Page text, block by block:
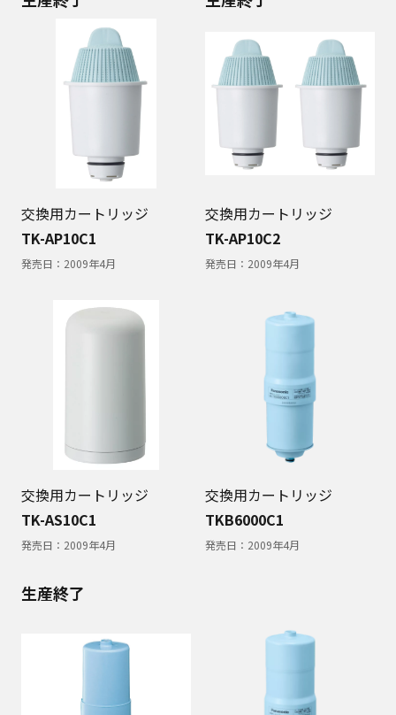
交換用カートリッジ
TK-AP10C1
発売日： 2009年4月
交換用カートリッジ
TK-AP10C2
発売日： 2009年4月
交換用カートリッジ
TK-AS10C1
発売日： 2009年4月
交換用カートリッジ
TKB6000C1
発売日： 2009年4月
生産終了